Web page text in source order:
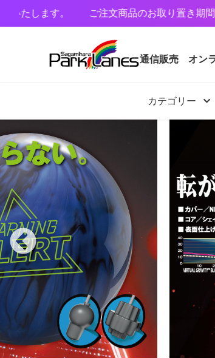
商品のお取り置き期間は1週間までとさせ
通信販売 オン
カテゴリー
カ
メ
予
限
特
特集
加